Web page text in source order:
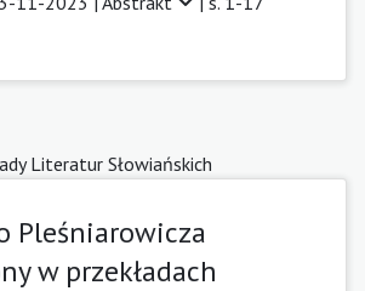
Literatur Słowiańskich
Pleśniarowicza
w przekładach